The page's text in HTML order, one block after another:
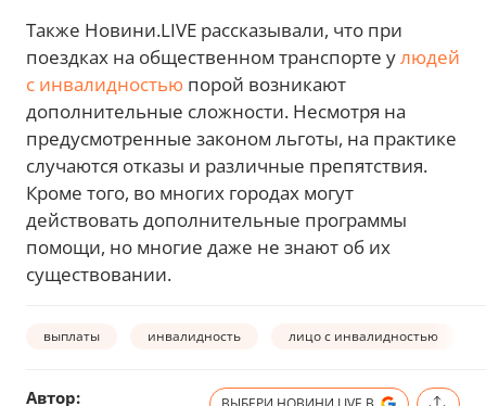
Также Новини.LIVE рассказывали, что при
поездках на общественном транспорте улюдей
с инвалидностью порой возникают
дополнительные сложности. Несмотря на
предусмотренные законом льготы, на практике
случаются отказы и различные препятствия.
Кроме того, во многих городах могут
действовать дополнительные программы
помощи, но многие даже не знают об их
существовании.
выплаты инвалидность лицо с инвалидностью
Автор: